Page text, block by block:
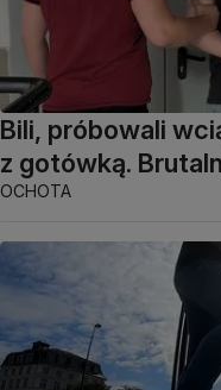
Bili, próbowali
z gotówką.
OCHOTA